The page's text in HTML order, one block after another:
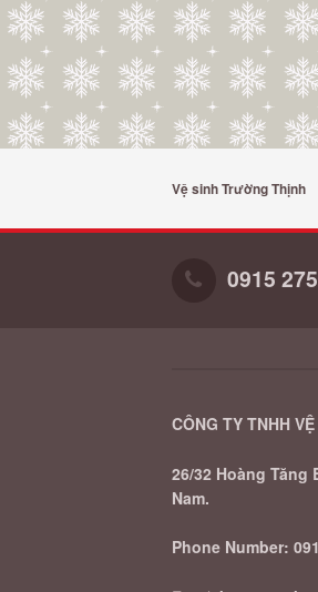
Vệ sinh Trường Thịnh
0915
CÔNG TY TNHH
26/32 Hoàng Tăng
Nam.
Phone Number: